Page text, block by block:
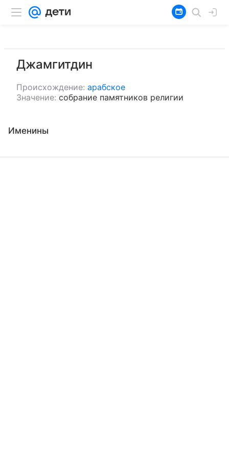
Джамгитдин
Происхождение: арабское
Значение: собрание памятников религии
Именины